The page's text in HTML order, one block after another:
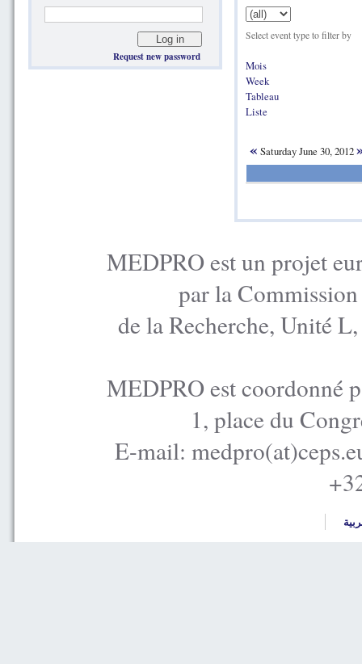
Request new password
Select event type to filter by
Mois
Week
Tableau
Liste
« Saturday June 30, 2012
MEDPRO est un projet
par la
de la Recherche, Unité
MEDPRO est coordonné
1, place du
E-mail: